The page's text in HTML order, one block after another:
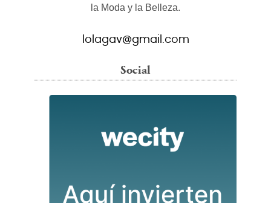
la Moda y la Belleza.
lolagav@gmail.com
Social